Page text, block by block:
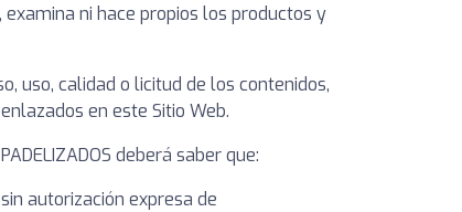
ni hace propios los productos y
uso, calidad o licitud de los contenidos,
en este Sitio Web.
deberá saber que:
autorización expresa de